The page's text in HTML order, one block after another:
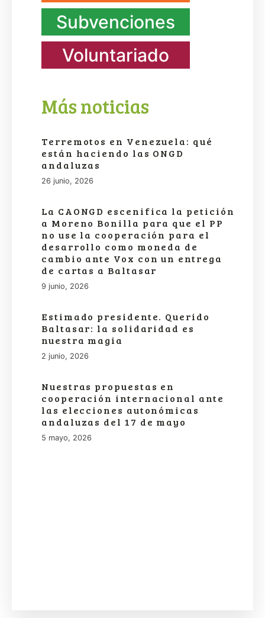
Subvenciones
Voluntariado
Más noticias
Terremotos en Venezuela: qué
están haciendo las ONGD
andaluzas
26 junio, 2026
La CAONGD escenifica la petición
a Moreno Bonilla para que el PP
no use la cooperación para el
desarrollo como moneda de
cambio ante Vox con un entrega
de cartas a Baltasar
9 junio, 2026
Estimado presidente. Querido
Baltasar: la solidaridad es
nuestra magia
2 junio, 2026
Nuestras propuestas en
cooperación internacional ante
las elecciones autonómicas
andaluzas del 17 de mayo
5 mayo, 2026